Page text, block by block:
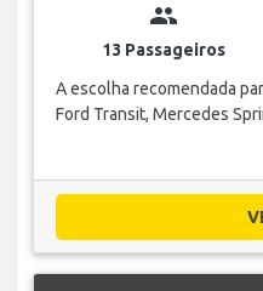
group
13 Passageiros
A escolha recomendada
Ford Transit, Mercedes